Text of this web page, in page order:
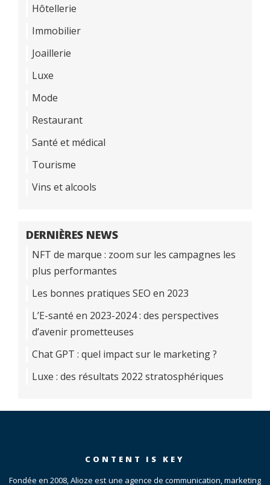
Hôtellerie
Immobilier
Joaillerie
Luxe
Mode
Restaurant
Santé et médical
Tourisme
Vins et alcools
DERNIÈRES NEWS
NFT de marque : zoom sur les campagnes les
plus performantes
Les bonnes pratiques SEO en 2023
L’E-santé en 2023-2024 : des perspectives
d’avenir prometteuses
Chat GPT : quel impact sur le marketing ?
Luxe : des résultats 2022 stratosphériques
CONTENT IS KEY
Fondée en 2008, Alioze est une agence de communication, marketing